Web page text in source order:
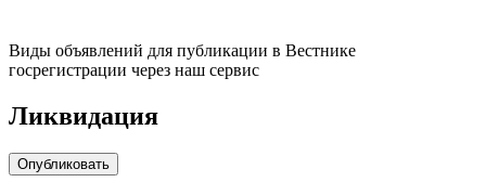
Виды объявлений для публикации в Вестнике
госрегистрации через наш сервис
Ликвидация
Опубликовать